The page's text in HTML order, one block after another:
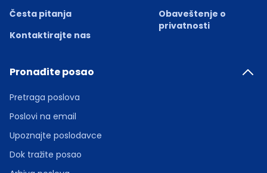
Česta pitanja
Kontaktirajte nas
Obaveštenje o
privatnosti
Pronađite posao
Pretraga poslova
Poslovi na email
Upoznajte poslodavce
Dok tražite posao